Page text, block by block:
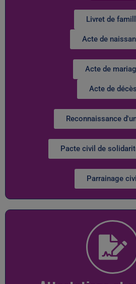
Livret de
Acte de
Acte de
Acte de décès
Reconnaissance
Pacte civil de
Parrainage civil